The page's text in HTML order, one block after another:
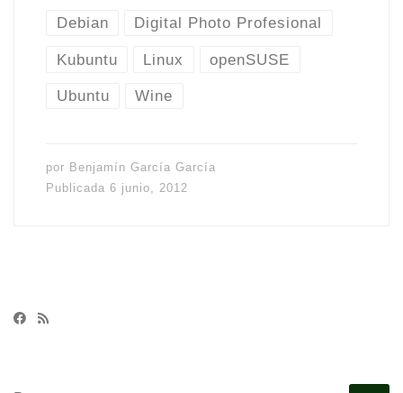
Debian Digital Photo Profesional
Kubuntu Linux openSUSE
Ubuntu Wine
por Benjamín García García
Publicada 6 junio, 2012